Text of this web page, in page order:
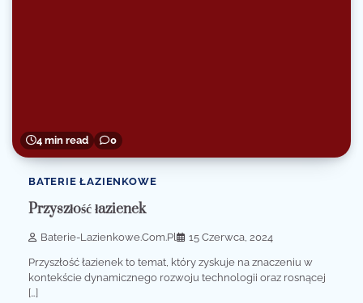
4 min read 0
BATERIE ŁAZIENKOWE
Przyszłość łazienek
Baterie-Lazienkowe.com.pl 15 Czerwca, 2024
Przyszłość łazienek to temat, który zyskuje na znaczeniu w
kontekście dynamicznego rozwoju technologii oraz rosnącej
[…]